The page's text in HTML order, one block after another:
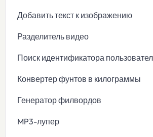
Добавить текст к изображению
Разделитель видео
Поиск идентификатора
Конвертер фунтов в килограммы
Генератор филвордов
MP3-лупер